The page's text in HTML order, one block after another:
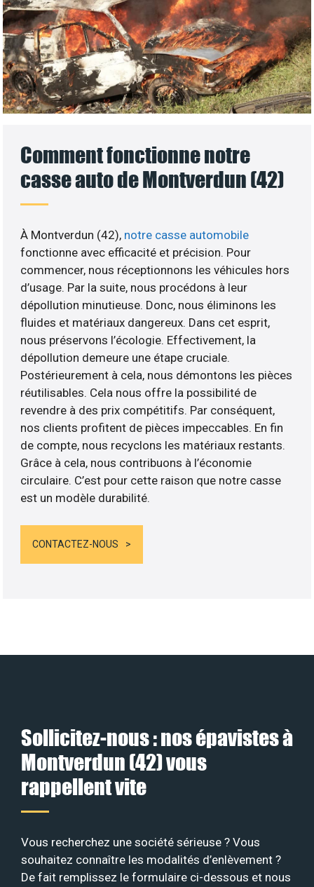
Comment fonctionne notre
casse auto de Montverdun (42)
À Montverdun (42), notre casse automobile
fonctionne avec efficacité et précision. Pour
commencer, nous réceptionnons les véhicules hors
d’usage. Par la suite, nous procédons à leur
dépollution minutieuse. Donc, nous éliminons les
fluides et matériaux dangereux. Dans cet esprit,
nous préservons l’écologie. Effectivement, la
dépollution demeure une étape cruciale.
Postérieurement à cela, nous démontons les pièces
réutilisables. Cela nous offre la possibilité de
revendre à des prix compétitifs. Par conséquent,
nos clients profitent de pièces impeccables. En fin
de compte, nous recyclons les matériaux restants.
Grâce à cela, nous contribuons à l’économie
circulaire. C’est pour cette raison que notre casse
est un modèle durabilité.
CONTACTEZ-NOUS
Sollicitez-nous : nos épavistes à
Montverdun (42) vous
rappellent vite
Vous recherchez une société sérieuse ? Vous
souhaitez connaître les modalités d’enlèvement ?
De fait remplissez le formulaire ci-dessous et nous